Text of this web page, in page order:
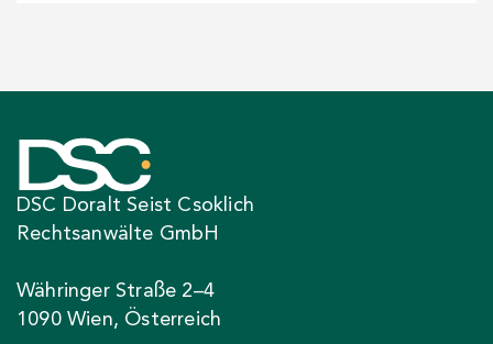
DSC Doralt Seist Csoklich
Rechtsanwälte GmbH
Währinger Straße 2–4
1090 Wien, Österreich